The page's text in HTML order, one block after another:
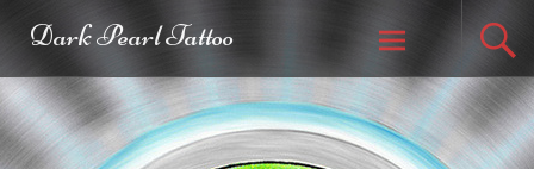
Dark Pearl Tattoo
Weiter zum
Inhalt